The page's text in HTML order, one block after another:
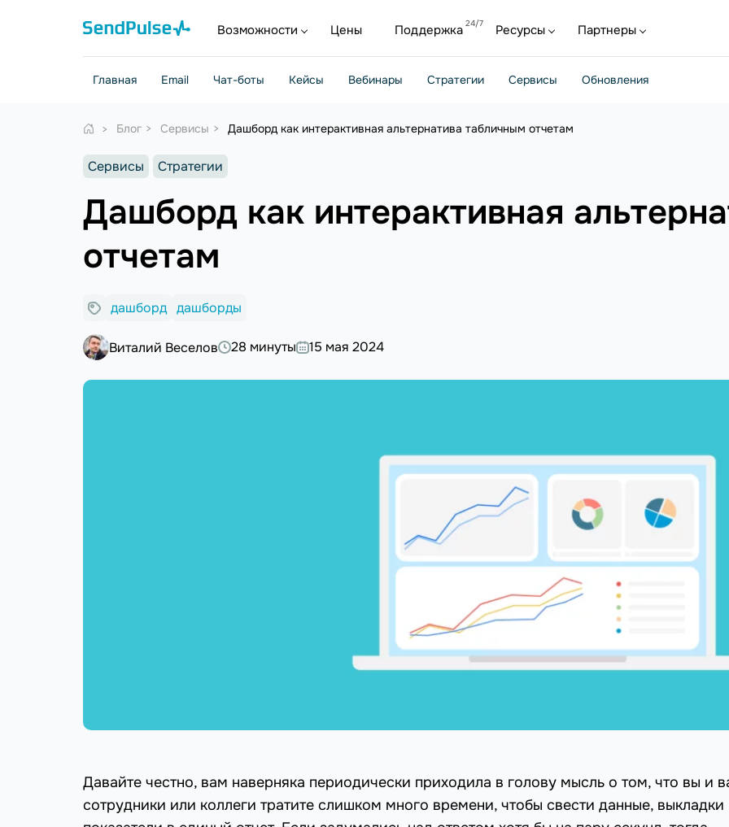
Возможности Цены Поддержка Ресурсы Партнеры
Главная Email Чат-боты Кейсы Вебинары Стратегии Сервисы Обновления
Блог Сервисы Дашборд как интерактивная альтернатива табличным отчетам
Сервисы Стратегии
Дашборд как интерактивная
отчетам
дашборд дашборды
Виталий Веселов 28 минуты 15 мая 2024
Давайте честно, вам наверняка периодически приходила в голову мысль о том, что вы и
сотрудники или коллеги тратите слишком много времени, чтобы свести данные, выкладки